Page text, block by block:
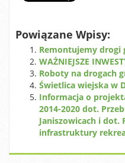
Powiązane Wpisy:
Remontujemy drogi
WAŻNIEJSZE
Roboty na drogach
Świetlica wiejska w
Informacja o
2014-2020 dot.
Janiszowicach i dot.
infrastruktury